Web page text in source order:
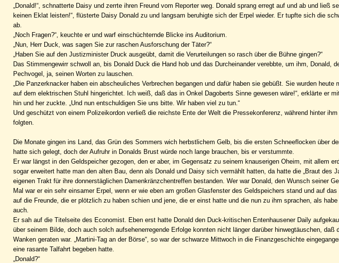
„Donald!“, schnatterte Daisy und zerrte ihren Freund vom Reporter weg. Donald sprang erregt auf und ab und ließ
keinen Eklat leisten!“, flüsterte Daisy Donald zu und langsam beruhigte sich der Erpel wieder. Er tupfte sich die
ab.
„Noch Fragen?“, keuchte er und warf einschüchternde Blicke ins Auditorium.
„Nun, Herr Duck, was sagen Sie zur raschen Ausforschung der Täter?“
„Haben Sie auf den Justizminister Druck ausgeübt, damit die Verurteilungen so rasch über die Bühne gingen?“
Das Stimmengewirr schwoll an, bis Donald Duck die Hand hob und das Durcheinander verebbte, um ihm, Donald,
Pechvogel, ja, seinen Worten zu lauschen.
„Die Panzerknacker haben ein abscheuliches Verbrechen begangen und dafür haben sie gebüßt. Sie wurden
auf dem elektrischen Stuhl hingerichtet. Ich weiß, daß das in Onkel Dagoberts Sinne gewesen wäre!“, erklärte er
hin und her zuckte. „Und nun entschuldigen Sie uns bitte. Wir haben viel zu tun.“
Und geschützt von einem Polizeikordon verließ die reichste Ente der Welt die Pressekonferenz, während hinter
folgten.
Die Monate gingen ins Land, das Grün des Sommers wich herbstlichem Gelb, bis die ersten Schneeflocken über
hatte sich gelegt, doch der Aufruhr in Donalds Brust würde noch lange brauchen, bis er verstummte.
Er war längst in den Geldspeicher gezogen, den er aber, im Gegensatz zu seinem knauserigen Oheim, mit allem
sogar erweitert hatte man den alten Bau, denn als Donald und Daisy sich vermählt hatten, da hatte die „Braut des
eigenen Trakt für ihre donnerstäglichen Damenkränzchentreffen bestanden. Wer war Donald, den Wunsch seiner
Mal war er ein sehr einsamer Erpel, wenn er wie eben am großen Glasfenster des Geldspeichers stand und auf
auf die Freunde, die er plötzlich zu haben schien und jene, die er einst hatte und die nun zu ihm sprachen, als
auch.
Er sah auf die Titelseite des Economist. Eben erst hatte Donald den Duck-kritischen Entenhausener Daily
über seinem Bilde, doch auch solch aufsehenerregende Erfolge konnten nicht länger darüber hinwegtäuschen,
Wanken geraten war. „Martini-Tag an der Börse“, so war der schwarze Mittwoch in die Finanzgeschichte
eine rasante Talfahrt begeben hatte.
„Donald?“